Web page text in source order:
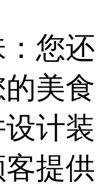
您还
美食
计装
提供